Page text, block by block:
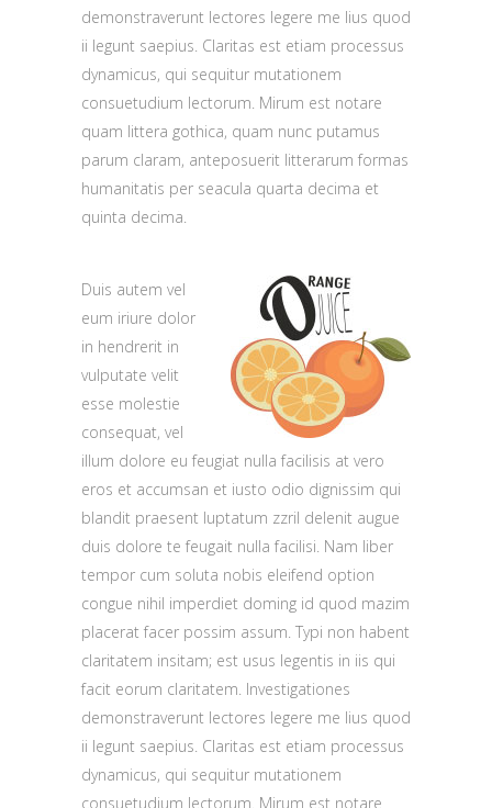
demonstraverunt lectores legere me lius quod
ii legunt saepius. Claritas est etiam processus
dynamicus, qui sequitur mutationem
consuetudium lectorum. Mirum est notare
quam littera gothica, quam nunc putamus
parum claram, anteposuerit litterarum formas
humanitatis per seacula quarta decima et
quinta decima.
Duis autem vel
eum iriure dolor
in hendrerit in
vulputate velit
esse molestie
consequat, vel
illum dolore eu feugiat nulla facilisis at vero
eros et accumsan et iusto odio dignissim qui
blandit praesent luptatum zzril delenit augue
duis dolore te feugait nulla facilisi. Nam liber
tempor cum soluta nobis eleifend option
congue nihil imperdiet doming id quod mazim
placerat facer possim assum. Typi non habent
claritatem insitam; est usus legentis in iis qui
facit eorum claritatem. Investigationes
demonstraverunt lectores legere me lius quod
ii legunt saepius. Claritas est etiam processus
dynamicus, qui sequitur mutationem
consuetudium lectorum. Mirum est notare